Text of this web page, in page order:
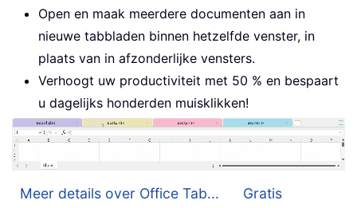
Open en maak meerdere documenten aan in
nieuwe tabbladen binnen hetzelfde venster, in
plaats van in afzonderlijke vensters.
Verhoogt uw productiviteit met 50 % en bespaart
u dagelijks honderden muisklikken!
Meer details over Office Tab...
Gratis